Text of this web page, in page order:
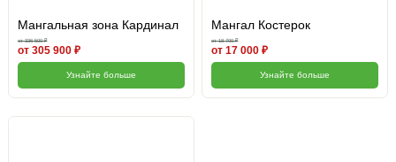
Мангальная зона Кардинал
от 336 500 ₽
от 305 900 ₽
Узнайте больше
Мангал Костерок
от 18 700 ₽
от 17 000 ₽
Узнайте больше